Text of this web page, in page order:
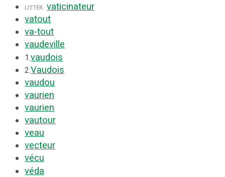
littér. vaticinateur
vatout
va-tout
vaudeville
1.vaudois
2.Vaudois
vaudou
vaurien
vaurien
vautour
veau
vecteur
vécu
véda